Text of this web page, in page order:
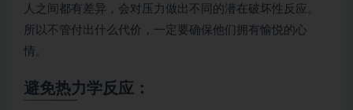
人之间都有差异，会对压力做出不同的潜在破坏性反应。
所以不管付出什么代价，一定要确保他们拥有愉悦的心
情。
避免热力学反应：